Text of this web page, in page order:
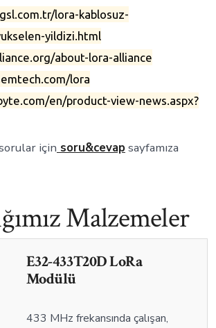
lora-kablosuz-
yildizi.html
about-lora-alliance
lora
en/product-view-news.aspx?
için soru&cevap sayfamıza
Malzemeler
E32-433T20D LoRa
Modülü
433 MHz frekansında çalışan,